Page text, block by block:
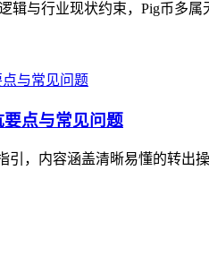
与行业现状约束，Pig币多
点与常见问题
，内容涵盖清晰易懂的转